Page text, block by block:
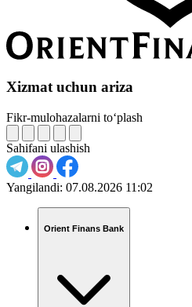
Xizmat uchun ariza
Fikr-mulohazalarni to‘plash
Sahifani ulashish
Yangilandi: 07.08.2026 11:02
Orient Finans Bank